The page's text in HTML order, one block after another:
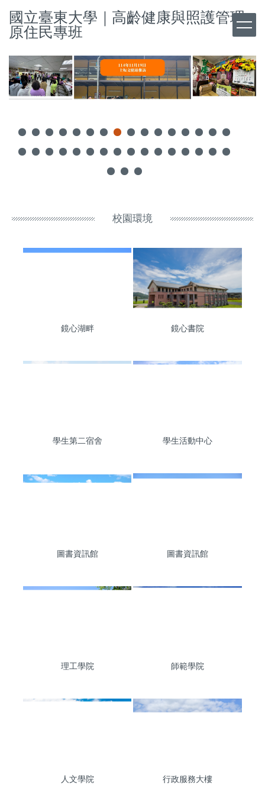
到
主
內
容
區
國立臺東大學｜高齡健康與照護管理
原住民專班
校園環境
鏡心湖畔 鏡心書院
學生第二宿舍 學生活動中心
圖書資訊館 圖書資訊館
理工學院 師範學院
人文學院 行政服務大樓